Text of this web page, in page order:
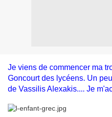
Je viens de commencer ma
Goncourt des lycéens. Un
de Vassilis Alexakis.... Je